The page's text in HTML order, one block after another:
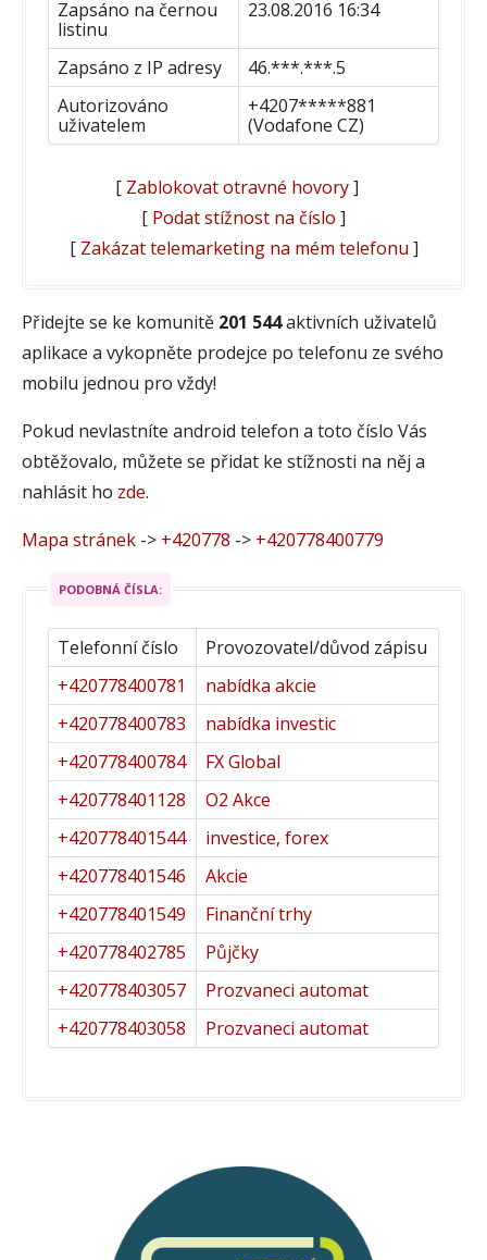
Zapsáno na černou
listinu
23.08.2016 16:34
Zapsáno z IP adresy
46.***.***.5
Autorizováno
uživatelem
+4207*****881
(Vodafone CZ)
[ Zablokovat otravné hovory]
[ Podat stížnost na číslo ]
[ Zakázat telemarketing na mém telefonu ]
Přidejte se ke komunitě 201 544aktivních uživatelů
aplikace a vykopněte prodejce po telefonu ze svého
mobilu jednou pro vždy!
Pokud nevlastníte android telefon a toto číslo Vás
obtěžovalo, můžete se přidat ke stížnosti na něj a
nahlásit ho zde.
Mapa stránek -> +420778 -> +420778400779
PODOBNÁ ČÍSLA:
Telefonní číslo
Provozovatel/důvod zápisu
+420778400781
nabídka akcie
+420778400783
nabídka investic
+420778400784
FX Global
+420778401128
O2 Akce
+420778401544
investice, forex
+420778401546
Akcie
+420778401549
Finanční trhy
+420778402785
Půjčky
+420778403057
Prozvaneci automat
+420778403058
Prozvaneci automat